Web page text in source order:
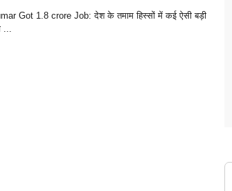
Got 1.8 crore Job: देश के तमाम हिस्सों में कई ऐसी बड़ी
...